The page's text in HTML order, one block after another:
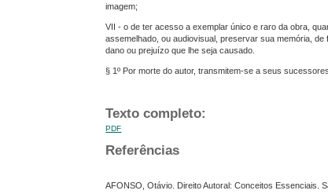
imagem;
VII - o de ter acesso a exemplar único e raro da obra,
assemelhado, ou audiovisual, preservar sua memória,
dano ou prejuízo que lhe seja causado.
§ 1º Por morte do autor, transmitem-se a seus
Texto completo:
PDF
Referências
AFONSO, Otávio. Direito Autoral: Conceitos Essenciais.